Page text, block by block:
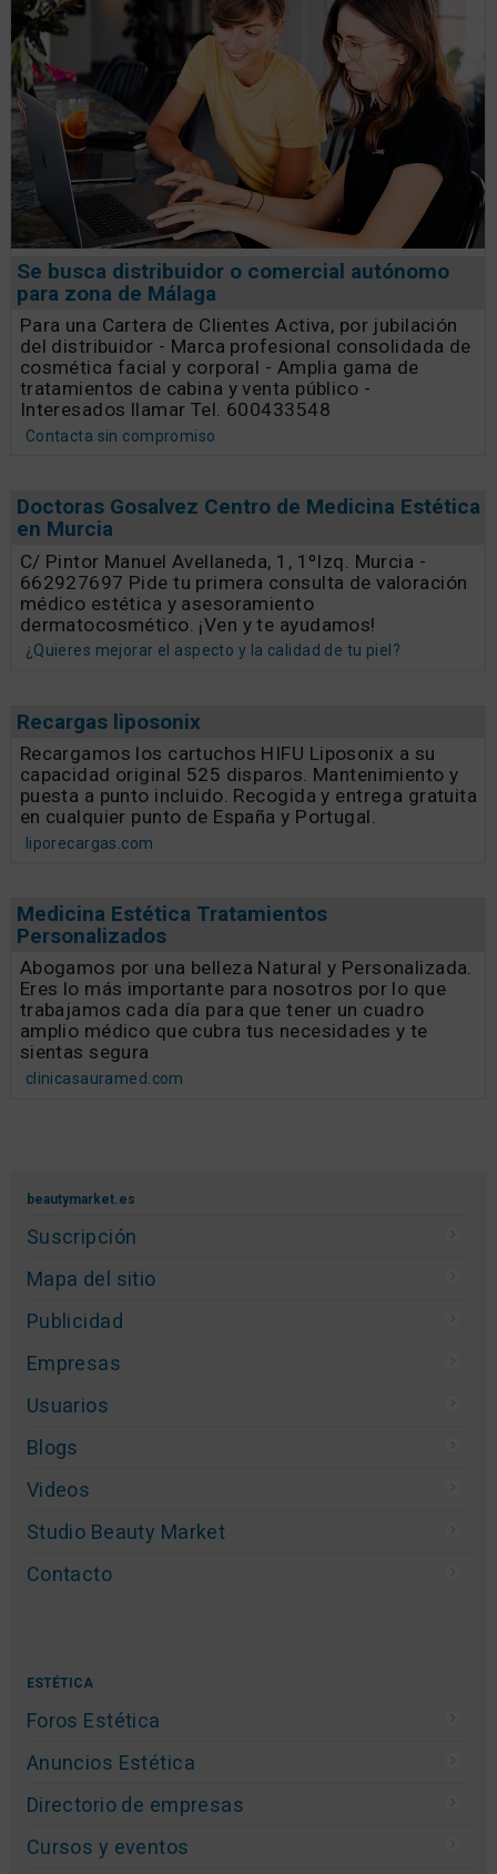
Se busca distribuidor o comercial autónomo
para zona de Málaga
Para una Cartera de Clientes Activa, por jubilación
del distribuidor - Marca profesional consolidada de
cosmética facial y corporal - Amplia gama de
tratamientos de cabina y venta público -
Interesados llamar Tel. 600433548
Contacta sin compromiso
Doctoras Gosalvez Centro de Medicina Estética
en Murcia
C/ Pintor Manuel Avellaneda, 1, 1ºIzq. Murcia -
662927697 Pide tu primera consulta de valoración
médico estética y asesoramiento
dermatocosmético. ¡Ven y te ayudamos!
¿Quieres mejorar el aspecto y la calidad de tu piel?
Recargas liposonix
Recargamos los cartuchos HIFU Liposonix a su
capacidad original 525 disparos. Mantenimiento y
puesta a punto incluido. Recogida y entrega gratuita
en cualquier punto de España y Portugal.
liporecargas.com
Medicina Estética Tratamientos
Personalizados
Abogamos por una belleza Natural y Personalizada.
Eres lo más importante para nosotros por lo que
trabajamos cada día para que tener un cuadro
amplio médico que cubra tus necesidades y te
sientas segura
clinicasauramed.com
beautymarket.es
Suscripción
Mapa del sitio
Publicidad
Empresas
Usuarios
Blogs
Videos
Studio Beauty Market
Contacto
ESTÉTICA
Foros Estética
Anuncios Estética
Directorio de empresas
Cursos y eventos